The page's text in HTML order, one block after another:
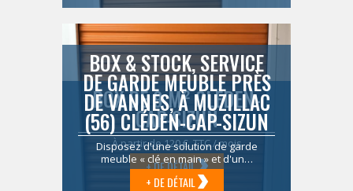
BOX DE 9 M² CLÉDEN-
CAP-SIZUN
À partir de 120 € TTC / mois
+ DE DÉTAIL
BOX & STOCK, SERVICE
DE GARDE MEUBLE PRÈS
DE VANNES, À MUZILLAC
(56) CLÉDEN-CAP-SIZUN
Disposez d'une solution de garde
meuble « clé en main » et d'un…
+ DE DÉTAIL